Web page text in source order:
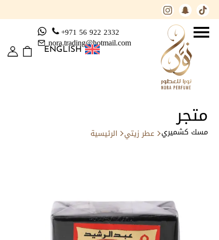
+971 56 922 2332
nora.trading@hotmail.com
ENGLISH
متجر
الرئيسية عطر زيتي مسك كشميري